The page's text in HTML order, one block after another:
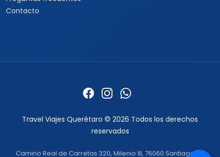
Contacto
Travel Viajes Querétaro © 2026 Todos los derechos
reservados
Camino Real de Carretas 320, Milenio III, 76060 Santiago de